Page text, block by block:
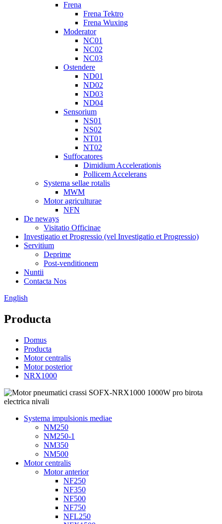
Frena
Frena Tektro
Frena Wuxing
Moderator
NC01
NC02
NC03
Ostendere
ND01
ND02
ND03
ND04
Sensorium
NS01
NS02
NT01
NT02
Suffocatores
Dimidium Accelerationis
Pollicem Accelerans
Systema sellae rotalis
MWM
Motor agriculturae
NFN
De neways
Visitatio Officinae
Investigatio et Progressio (vel Investigatio et Progressio)
Servitium
Deprime
Post-venditionem
Nuntii
Contacta Nos
English
Producta
Domus
Producta
Motor centralis
Motor posterior
NRX1000
Systema impulsionis mediae
NM250
NM250-1
NM350
NM500
Motor centralis
Motor anterior
NF250
NF350
NF500
NF750
NFL250